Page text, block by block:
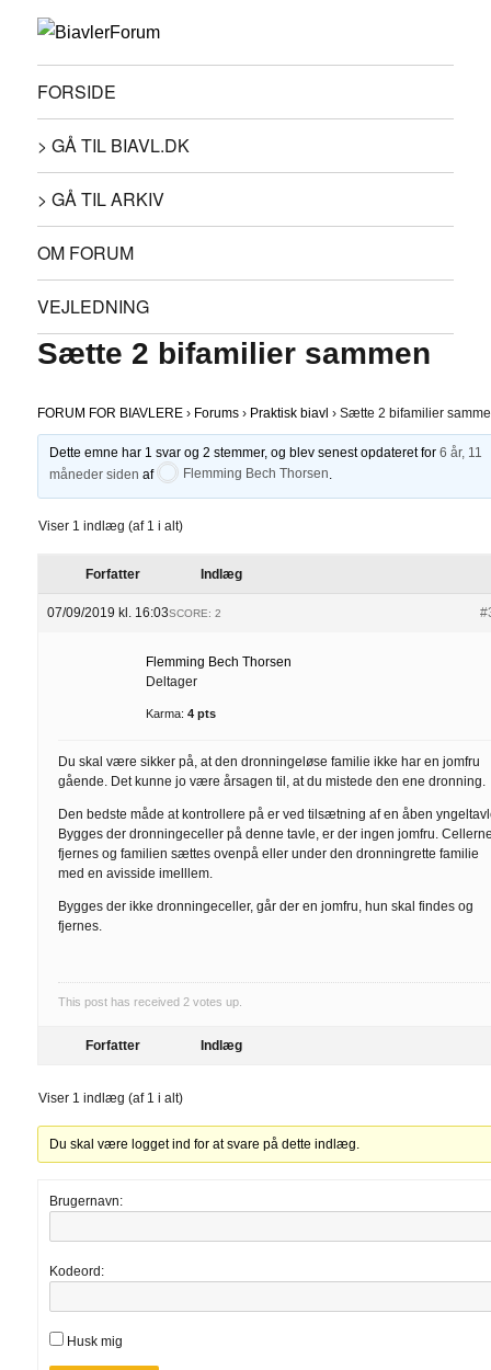
FORSIDE
> GÅ TIL BIAVL.DK
> GÅ TIL ARKIV
OM FORUM
VEJLEDNING
Sætte 2 bifamilier sammen
FORUM FOR BIAVLERE › Forums › Praktisk biavl › Sætte 2 bifamilier
Dette emne har 1 svar og 2 stemmer, og blev senest opdateret for 6 år, 11
måneder siden af Flemming Bech Thorsen
Viser 1 indlæg (af 1 i alt)
Forfatter Indlæg
07/09/2019 kl. 16:03SCORE: 2
Flemming Bech Thorsen
Deltager
Karma: 4 pts
Du skal være sikker på, at den dronningeløse familie ikke har en jomfru
gående. Det kunne jo være årsagen til, at du mistede den ene dronning.
Den bedste måde at kontrollere på er ved tilsætning af en åben
Bygges der dronningeceller på denne tavle, er der ingen jomfru.
fjernes og familien sættes ovenpå eller under den dronningrette familie
med en avisside imelllem.
Bygges der ikke dronningeceller, går der en jomfru, hun skal findes og
fjernes.
This post has received 2 votes up.
Forfatter Indlæg
Viser 1 indlæg (af 1 i alt)
Du skal være logget ind for at svare på dette indlæg.
Brugernavn:
Kodeord:
Husk mig